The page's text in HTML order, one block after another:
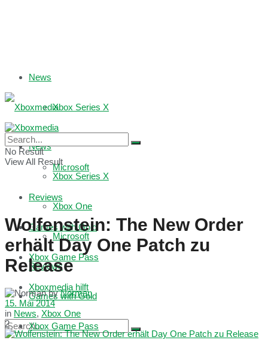
News
Xbox Series X
Microsoft
Reviews
Games with Gold
Xbox Game Pass
Xboxmedia hilft
News
Xbox Series X
Xbox One
Microsoft
Reviews
Games with Gold
Xbox Game Pass
No Result
View All Result
Wolfenstein: The New Order
erhält Day One Patch zu
Release
by Norman
15. Mai 2014
in News, Xbox One
2